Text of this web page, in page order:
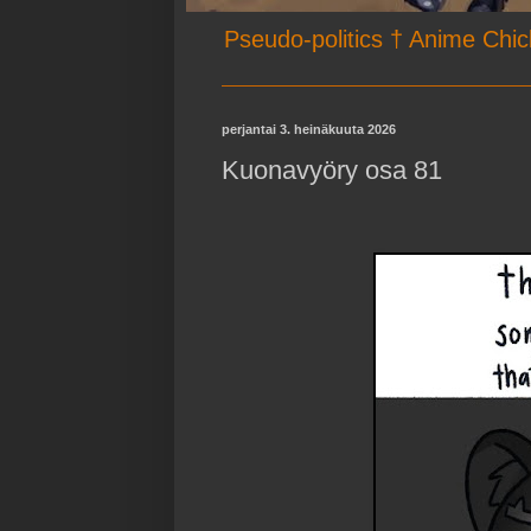
Pseudo-politics † Anime
perjantai 3. heinäkuuta 2026
Kuonavyöry osa 81